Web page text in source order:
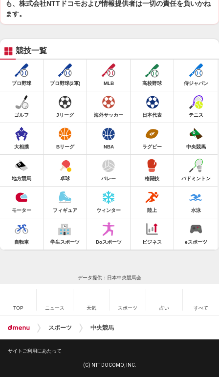
も、株式会社NTTドコモおよび情報提供者は一切の責任を負いかね
ます。
競技一覧
プロ野球 プロ野球(2軍) MLB 高校野球 侍ジャパン
ゴルフ Jリーグ 海外サッカー 日本代表 テニス
大相撲 Bリーグ NBA ラグビー 中央競馬
地方競馬 卓球 バレー 格闘技 バドミントン
モーター フィギュア ウィンター 陸上 水泳
自転車 学生スポーツ Doスポーツ ビジネス eスポーツ
データ提供：日本中央競馬会
TOP ニュース 天気 スポーツ 占い すべて
スポーツ 中央競馬
サイトご利用にあたって
(C) NTT DOCOMO, INC.